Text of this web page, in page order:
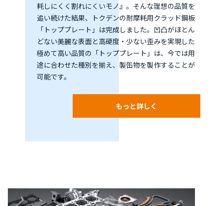
耗しにくく割れにくいモノ』。そんな理想の品質を
追い続けた結果、トクデンの耐摩耗用クラッド鋼板
「トッププレート」は完成しました。凹凸がほとん
どない美麗な表面と高硬度・少ない歪みを実現した
極めて高い品質の「トッププレート」は、今では用
途に合わせた種別を揃え、製缶物を製作することが
可能です。
もっと詳しく